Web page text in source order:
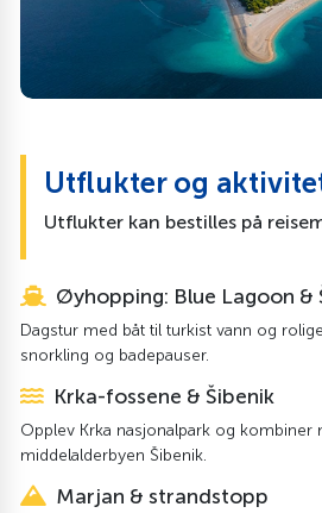
Utflukter og
Utflukter kan bestilles på
Øyhopping: Blue Lagoon &
Dagstur med båt til turkist vann og
snorkling og badepauser.
Krka-fossene & Šibenik
Opplev Krka nasjonalpark og kombiner
middelalderbyen Šibenik.
Marjan & strandstopp